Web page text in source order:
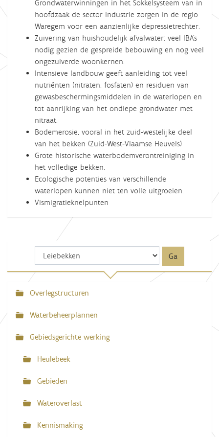
Grondwaterwinningen in het Sokkelsysteem van in
hoofdzaak de sector industrie zorgen in de regio
Waregem voor een aanzienlijke depressietrechter.
Zuivering van huishoudelijk afvalwater: veel IBA’s
nodig gezien de gespreide bebouwing en nog veel
ongezuiverde woonkernen.
Intensieve landbouw geeft aanleiding tot veel
nutriënten (nitraten, fosfaten) en residuen van
gewasbeschermingsmiddelen in de waterlopen en
tot aanrijking van het ondiepe grondwater met
nitraat.
Bodemerosie, vooral in het zuid-westelijke deel
van het bekken (Zuid-West-Vlaamse Heuvels)
Grote historische waterbodemverontreiniging in
het volledige bekken.
Ecologische potenties van verschillende
waterlopen kunnen niet ten volle uitgroeien.
Vismigratieknelpunten
N
a
i
Overlegstructuren
Waterbeheerplannen
Gebiedsgerichte werking
Heulebeek
Gebieden
Wateroverlast
Kennismaking